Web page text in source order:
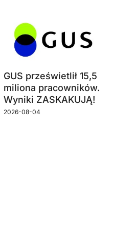
GUS prześwietlił 15,5
miliona pracowników.
Wyniki ZASKAKUJĄ!
2026-08-04